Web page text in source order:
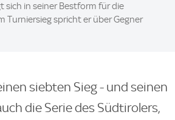
sich in seiner Bestform für die
Turniersieg spricht er über Gegner
siebten Sieg - und seinen
die Serie des Südtirolers,